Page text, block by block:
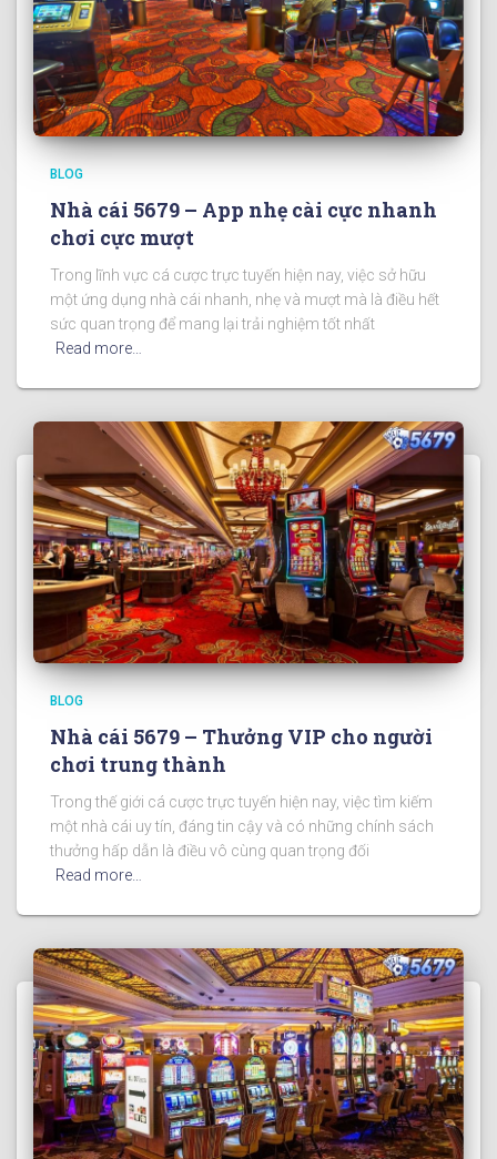
BLOG
Nhà cái 5679 – App nhẹ cài cực nhanh
chơi cực mượt
Trong lĩnh vực cá cược trực tuyến hiện nay, việc sở hữu
một ứng dụng nhà cái nhanh, nhẹ và mượt mà là điều hết
sức quan trọng để mang lại trải nghiệm tốt nhất
Read more…
BLOG
Nhà cái 5679 – Thưởng VIP cho người
chơi trung thành
Trong thế giới cá cược trực tuyến hiện nay, việc tìm kiếm
một nhà cái uy tín, đáng tin cậy và có những chính sách
thưởng hấp dẫn là điều vô cùng quan trọng đối
Read more…